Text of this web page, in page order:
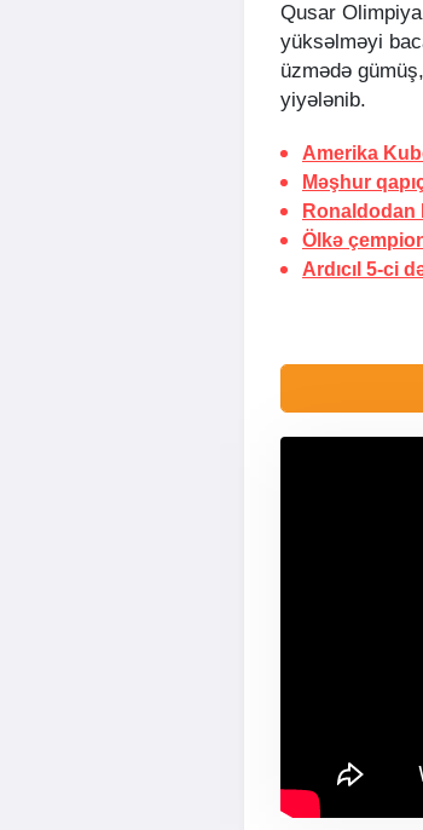
Qusar
yüksəlməyi
üzmədə
yiyələnib.
Amerika
Məşhur
Ronaldodan
Ölkə
Ardıcıl 5-ci